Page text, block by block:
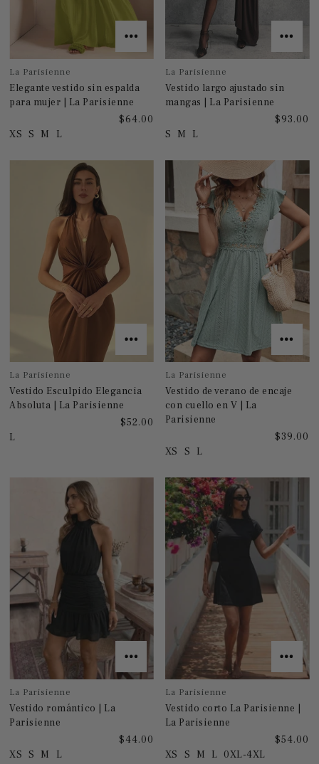
La Parisienne
Elegante vestido sin espalda
para mujer | La Parisienne
$64.00
XS
S M L
La Parisienne
Vestido largo ajustado sin
mangas | La Parisienne
$93.00
S
M L
La Parisienne
Vestido Esculpido Elegancia
Absoluta | La Parisienne
$52.00
L
La Parisienne
Vestido de verano de encaje
con cuello en V | La
Parisienne
$39.00
XS
S L
La Parisienne
Vestido romántico | La
Parisienne
$44.00
XS
S M L
La Parisienne
Vestido corto La Parisienne |
La Parisienne
$54.00
XS
S M L 0XL-4XL